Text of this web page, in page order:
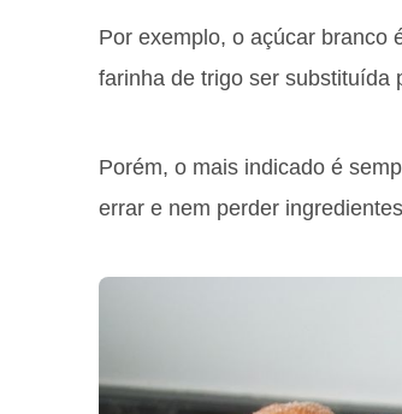
Por exemplo, o açúcar branco
farinha de trigo ser substituída
Porém, o mais indicado é
errar e nem perder